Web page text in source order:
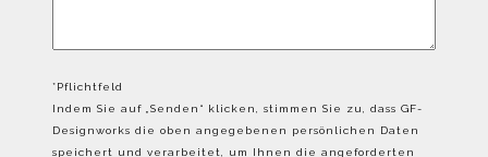
*Pflichtfeld
Indem Sie auf „Senden“ klicken, stimmen Sie zu, dass GF-
Designworks die oben angegebenen persönlichen Daten
speichert und verarbeitet, um Ihnen die angeforderten